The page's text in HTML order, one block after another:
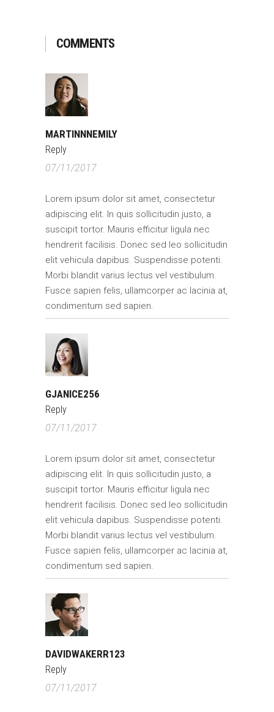
COMMENTS
MARTINNNEMILY
Reply
07/11/2017
Lorem ipsum dolor sit amet, consectetur
adipiscing elit. In quis sollicitudin justo, a
suscipit tortor. Mauris efficitur ligula nec
hendrerit facilisis. Donec sed leo sollicitudin
elit vehicula dapibus. Suspendisse potenti.
Morbi blandit varius lectus vel vestibulum.
Fusce sapien felis, ullamcorper ac lacinia at,
condimentum sed sapien.
GJANICE256
Reply
07/11/2017
Lorem ipsum dolor sit amet, consectetur
adipiscing elit. In quis sollicitudin justo, a
suscipit tortor. Mauris efficitur ligula nec
hendrerit facilisis. Donec sed leo sollicitudin
elit vehicula dapibus. Suspendisse potenti.
Morbi blandit varius lectus vel vestibulum.
Fusce sapien felis, ullamcorper ac lacinia at,
condimentum sed sapien.
DAVIDWAKERR123
Reply
07/11/2017